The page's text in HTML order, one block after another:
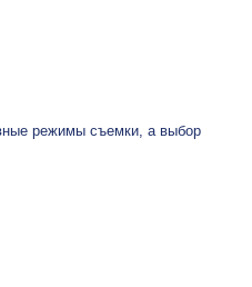
режимы съемки, а выбор